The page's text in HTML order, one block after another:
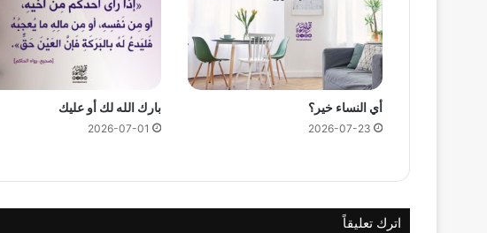
أي النساء خير؟
2026-07-23
بارك الله لك أو عليك
2026-07-01
اترك تعليقاً